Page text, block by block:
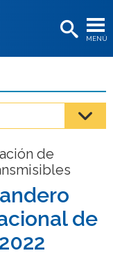
MENÚ
de
de